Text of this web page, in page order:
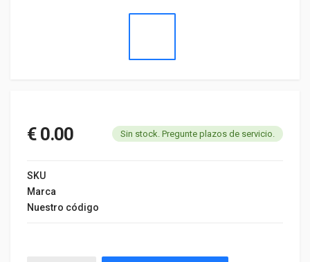
€ 0.00 Sin stock. Pregunte plazos de servicio.
SKU
Marca
Nuestro código